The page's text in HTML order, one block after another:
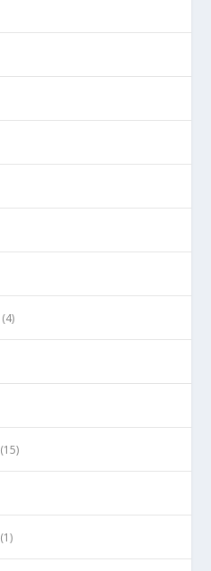
(4)
(15)
(1)